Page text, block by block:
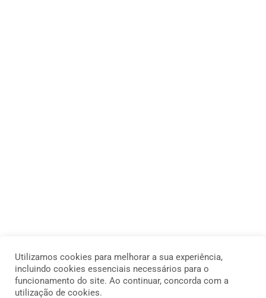
Utilizamos cookies para melhorar a sua experiência,
incluindo cookies essenciais necessários para o
funcionamento do site. Ao continuar, concorda com a
utilização de cookies.